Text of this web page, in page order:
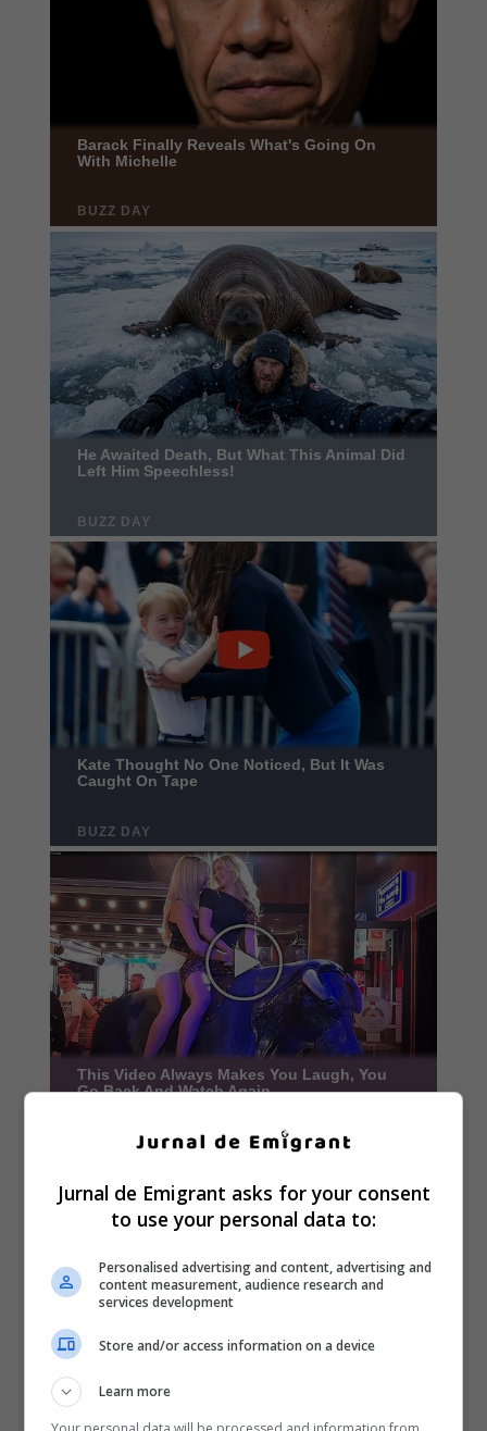
Jurnal de Emigrant asks for your consent
to use your personal data to:
Personalised advertising and content, advertising and
content measurement, audience research and
services development
Store and/or access information on a device
Learn more